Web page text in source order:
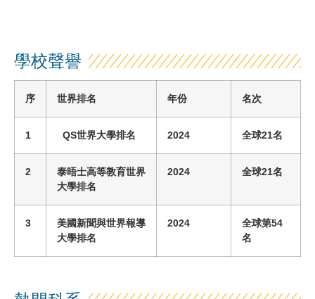
學校聲譽
序 世界排名 年份 名次
1 QS世界大學排名 2024 全球21名
2
泰晤士高等教育世界
大學排名
2024 全球21名
3
美國新聞與世界報導
大學排名
2024 全球第54
名